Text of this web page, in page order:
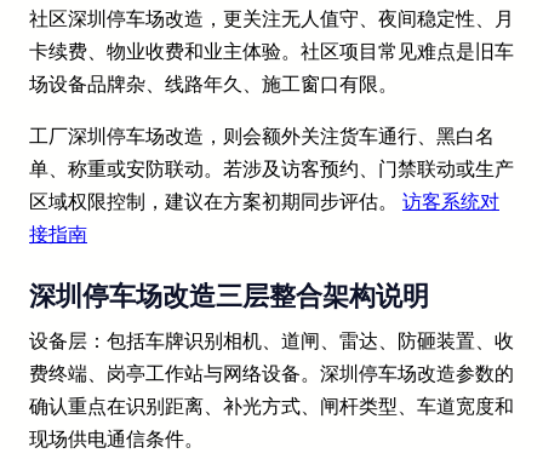
社区深圳停车场改造，更关注无人值守、夜间稳定性、月
卡续费、物业收费和业主体验。社区项目常见难点是旧车
场设备品牌杂、线路年久、施工窗口有限。
工厂深圳停车场改造，则会额外关注货车通行、黑白名
单、称重或安防联动。若涉及访客预约、门禁联动或生产
区域权限控制，建议在方案初期同步评估。 访客系统对
接指南
深圳停车场改造三层整合架构说明
设备层：包括车牌识别相机、道闸、雷达、防砸装置、收
费终端、岗亭工作站与网络设备。深圳停车场改造参数的
确认重点在识别距离、补光方式、闸杆类型、车道宽度和
现场供电通信条件。